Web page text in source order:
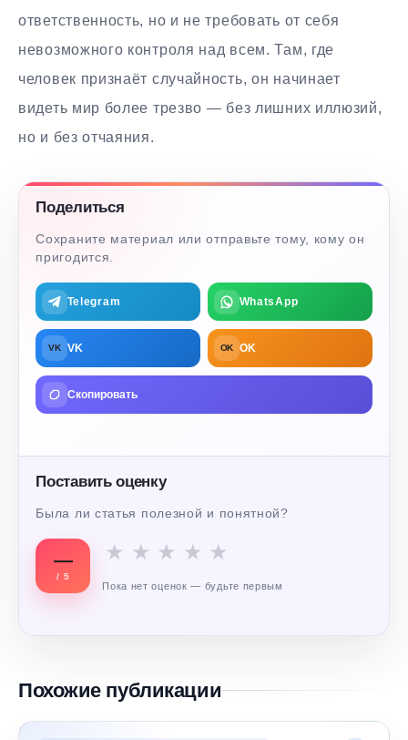
ответственность, но и не требовать от себя
невозможного контроля над всем. Там, где
человек признаёт случайность, он начинает
видеть мир более трезво — без лишних иллюзий,
но и без отчаяния.
Поделиться
Сохраните материал или отправьте тому, кому он
пригодится.
Telegram WhatsApp
VK VK OK OK
Скопировать
Поставить оценку
Была ли статья полезной и понятной?
—
/ 5
★ ★ ★ ★ ★
Пока нет оценок — будьте первым
Похожие публикации